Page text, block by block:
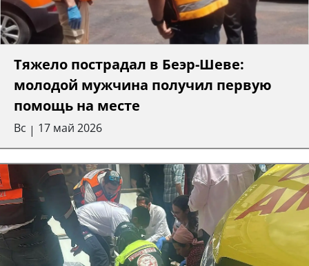
Тяжело пострадал в Беэр-Шеве:
молодой мужчина получил первую
помощь на месте
Вс | 17 май 2026